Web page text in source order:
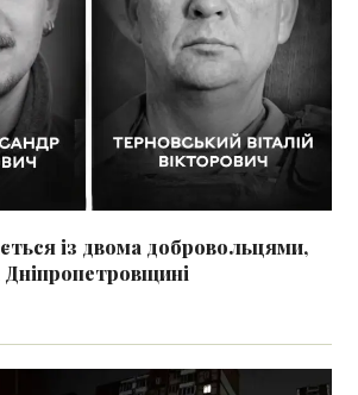
із двома добровольцями,
Дніпропетровщині